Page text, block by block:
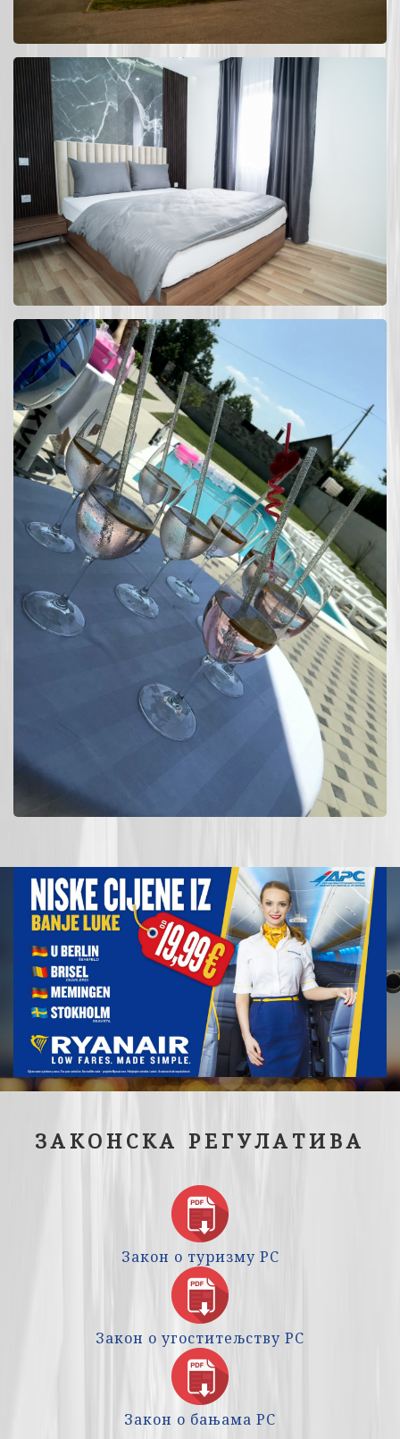
ЗАКОНСКА РЕГУЛАТИВА
Закон о туризму РС
Закон о угоститељству РС
Закон о бањама РС